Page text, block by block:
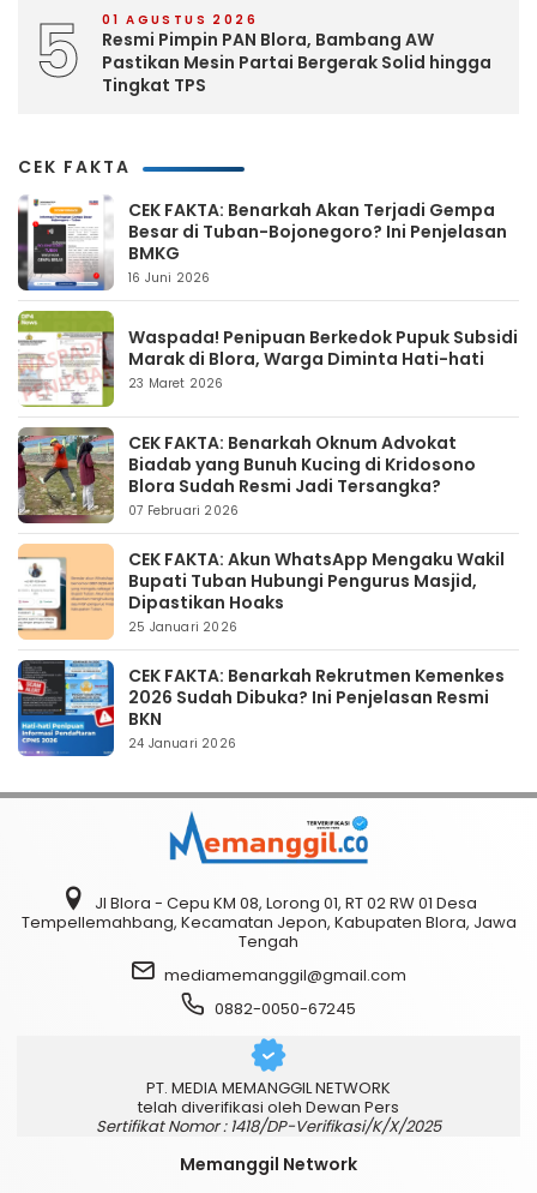
5 01 AGUSTUS 2026
Resmi Pimpin PAN Blora, Bambang AW
Pastikan Mesin Partai Bergerak Solid hingga
Tingkat TPS
CEK FAKTA
CEK FAKTA: Benarkah Akan Terjadi Gempa
Besar di Tuban-Bojonegoro? Ini Penjelasan
BMKG
16 Juni 2026
Waspada! Penipuan Berkedok Pupuk Subsidi
Marak di Blora, Warga Diminta Hati-hati
23 Maret 2026
CEK FAKTA: Benarkah Oknum Advokat
Biadab yang Bunuh Kucing di Kridosono
Blora Sudah Resmi Jadi Tersangka?
07 Februari 2026
CEK FAKTA: Akun WhatsApp Mengaku Wakil
Bupati Tuban Hubungi Pengurus Masjid,
Dipastikan Hoaks
25 Januari 2026
CEK FAKTA: Benarkah Rekrutmen Kemenkes
2026 Sudah Dibuka? Ini Penjelasan Resmi
BKN
24 Januari 2026
Jl Blora - Cepu KM 08, Lorong 01, RT 02 RW 01 Desa
Tempellemahbang, Kecamatan Jepon, Kabupaten Blora, Jawa
Tengah
mediamemanggil@gmail.com
0882-0050-67245
PT. MEDIA MEMANGGIL NETWORK
telah diverifikasi oleh Dewan Pers
Sertifikat Nomor : 1418/DP-Verifikasi/K/X/2025
Memanggil Network